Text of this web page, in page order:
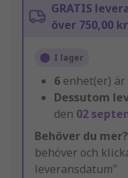
GRATIS
över 750,00 kr
I lager
6 enhet(er)
Dessutom
den 02
Behöver du mer?
behöver och
leveransdatum"